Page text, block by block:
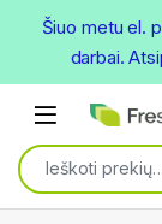
Open
Ieškoti:
Šiuo metu el.
darbai.